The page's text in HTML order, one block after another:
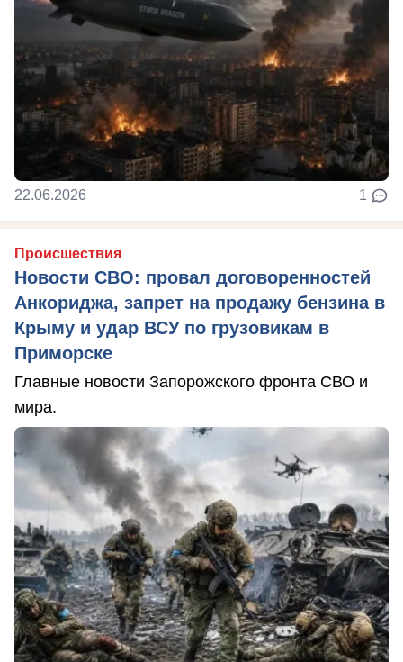
22.06.2026 1
Происшествия
Новости СВО: провал договоренностей
Анкориджа, запрет на продажу бензина в
Крыму и удар ВСУ по грузовикам в
Приморске
Главные новости Запорожского фронта СВО и
мира.